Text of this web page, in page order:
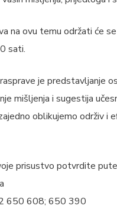
na ovu temu održati će
sati.
je predstavljanje
mišljenja i sugestija
oblikujemo održiv i
prisustvo potvrdite
650 608; 650 390